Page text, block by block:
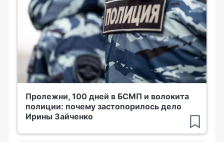
Пролежни, 100 дней в БСМП и волокита
полиции: почему застопорилось дело
Ирины Зайченко